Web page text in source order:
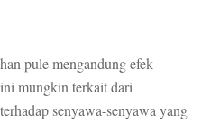
pule mengandung efek
mungkin terkait dari
senyawa-senyawa yang